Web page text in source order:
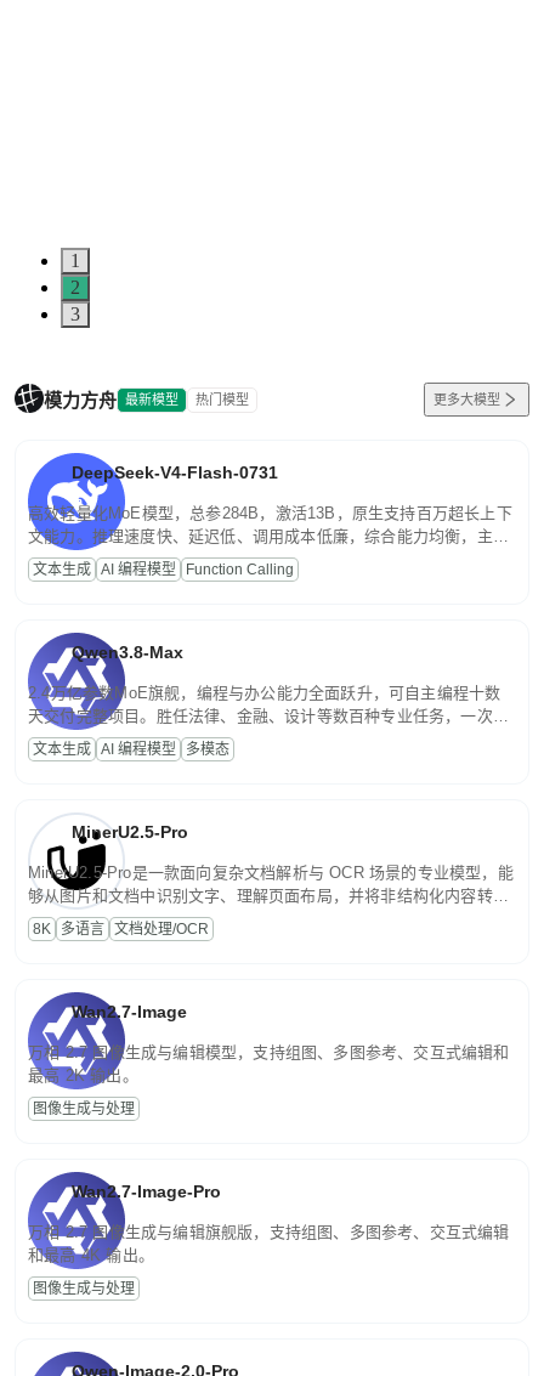
1
2
3
模力方舟 最新模型 热门模型 更多大模型
DeepSeek-V4-Flash-0731
高效轻量化MoE模型，总参284B，激活13B，原生支持百万超长上下
文能力。推理速度快、延迟低、调用成本低廉，综合能力均衡，主打
高并发、轻量化任务，适合日常对话、内容创作、基础 RAG、批量
文案处理等普惠刚需场景。
文本生成 AI 编程模型 Function Calling
Qwen3.8-Max
2.4万亿参数MoE旗舰，编程与办公能力全面跃升，可自主编程十数
天交付完整项目。胜任法律、金融、设计等数百种专业任务，一次对
话端到端交付生产级成果。原生视觉理解贯穿规划、执行与验证全流
程，支持超长文档与长视频的深度语义解析。长程任务中自主规划与
文本生成 AI 编程模型 多模态
MinerU2.5-Pro
MinerU2.5-Pro是一款面向复杂文档解析与 OCR 场景的专业模型，能
够从图片和文档中识别文字、理解页面布局，并将非结构化内容转换
为便于存储、检索和二次处理的结构化结果。
8K 多语言 文档处理/OCR
Wan2.7-Image
万相 2.7 图像生成与编辑模型，支持组图、多图参考、交互式编辑和
最高 2K 输出。
图像生成与处理
Wan2.7-Image-Pro
万相 2.7 图像生成与编辑旗舰版，支持组图、多图参考、交互式编辑
和最高 4K 输出。
图像生成与处理
Qwen-Image-2.0-Pro